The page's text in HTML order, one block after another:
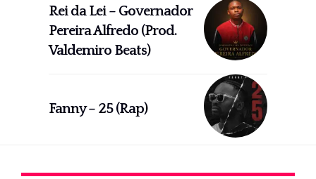
Rei da Lei – Governador
Pereira Alfredo (Prod.
Valdemiro Beats)
Fanny – 25 (Rap)